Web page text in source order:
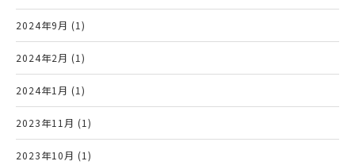
2024年9月 (1)
2024年2月 (1)
2024年1月 (1)
2023年11月 (1)
2023年10月 (1)